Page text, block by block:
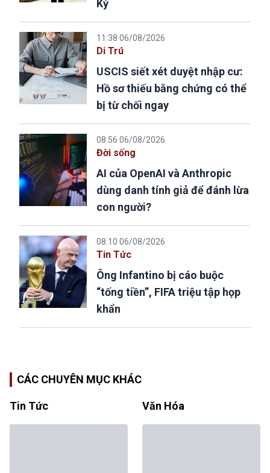
Kỳ
11:38 06/08/2026
Di Trú
USCIS siết xét duyệt nhập cư:
Hồ sơ thiếu bằng chứng có thể
bị từ chối ngay
08:56 06/08/2026
Đời sống
AI của OpenAI và Anthropic
dùng danh tính giả để đánh lừa
con người?
08:10 06/08/2026
Tin Tức
Ông Infantino bị cáo buộc
“tống tiền”, FIFA triệu tập họp
khẩn
CÁC CHUYÊN MỤC KHÁC
Tin Tức Văn Hóa